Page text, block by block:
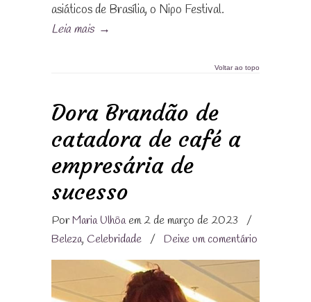
asiáticos de Brasília, o Nipo Festival.
Leia mais →
Voltar ao topo
Dora Brandão de
catadora de café a
empresária de
sucesso
PorMaria Ulhôaem 2 de março de 2023
/
Beleza, Celebridade / Deixe um comentário